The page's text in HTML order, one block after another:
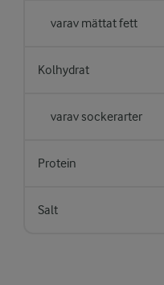
varav mättat fett
Kolhydrat
varav sockerarter
Protein
Salt